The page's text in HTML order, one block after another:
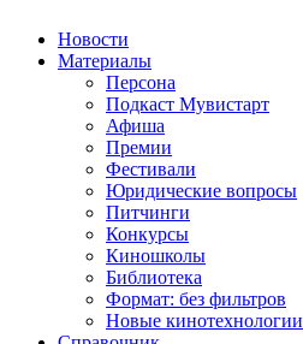
Новости
Материалы
Персона
Подкаст Мувистарт
Афиша
Премии
Фестивали
Юридические вопросы
Питчинги
Конкурсы
Киношколы
Библиотека
Формат: без фильтров
Новые кинотехнологии